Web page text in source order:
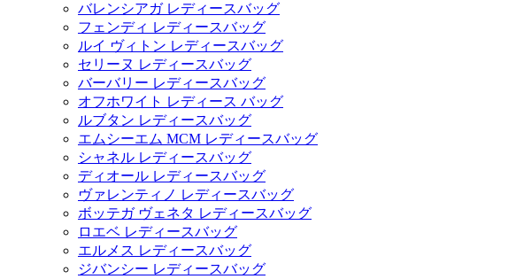
バレンシアガ レディースバッグ
フェンディ レディースバッグ
ルイ ヴィトン レディースバッグ
セリーヌ レディースバッグ
バーバリー レディースバッグ
オフホワイト レディース バッグ
ルブタン レディースバッグ
エムシーエム MCM レディースバッグ
シャネル レディースバッグ
ディオール レディースバッグ
ヴァレンティノ レディースバッグ
ボッテガ ヴェネタ レディースバッグ
ロエベ レディースバッグ
エルメス レディースバッグ
ジバンシー レディースバッグ